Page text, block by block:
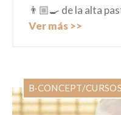
👨🏼‍🍳 de la alta
Ver más
B·CONCEPT/CURSOS